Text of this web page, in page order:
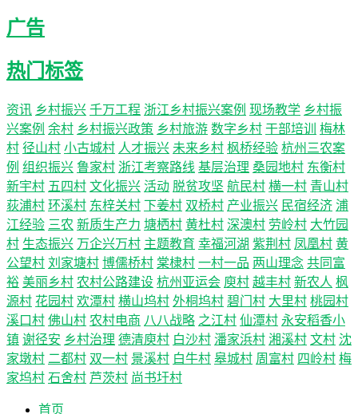
广告
热门标签
资讯 乡村振兴 千万工程 浙江乡村振兴案例 现场教学 乡村振
兴案例 余村 乡村振兴政策 乡村旅游 数字乡村 干部培训
梅林
村 径山村 小古城村 人才振兴 未来乡村 枫桥经验 杭州三农案
例 组织振兴 鲁家村 浙江考察路线 基层治理 桑园地村 东衡村
新宇村 五四村 文化振兴 活动 脱贫攻坚 航民村 横一村 青山村
荻浦村 环溪村 东梓关村 下姜村 双桥村 产业振兴 民宿经济 浦
江经验 三农 新质生产力 塘栖村 黄杜村 深澳村 劳岭村 大竹园
村 生态振兴 万企兴万村 主题教育 幸福河湖 紫荆村 凤凰村 黄
公望村 刘家塘村 博儒桥村 棠棣村 一村一品 两山理念 共同富
裕 美丽乡村 农村公路建设 杭州亚运会 庾村 越丰村 新农人 枫
源村 花园村 欢潭村 横山坞村 外桐坞村 碧门村 大里村 桃园村
溪口村 佛山村 农村电商 八八战略 之江村 仙潭村 永安稻香小
镇 谢径安 乡村治理 德清庾村 白沙村 潘家浜村 湘溪村 文村 沈
家墩村 二都村 双一村 景溪村 白牛村 皋城村 周富村 四岭村 梅
家坞村 石舍村 芦茨村 尚书圩村
首页